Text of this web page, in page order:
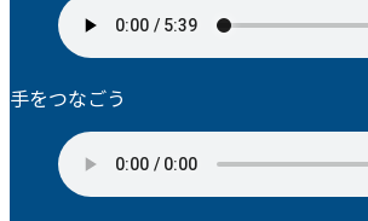
手をつなごう